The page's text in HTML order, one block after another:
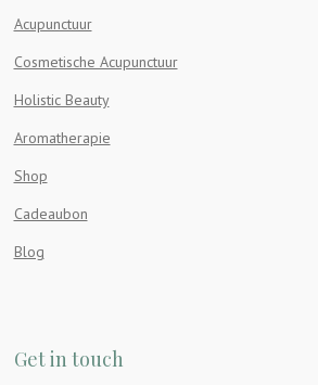
Acupunctuur
Cosmetische Acupunctuur
Holistic Beauty
Aromatherapie
Shop
Cadeaubon
Blog
Get in touch